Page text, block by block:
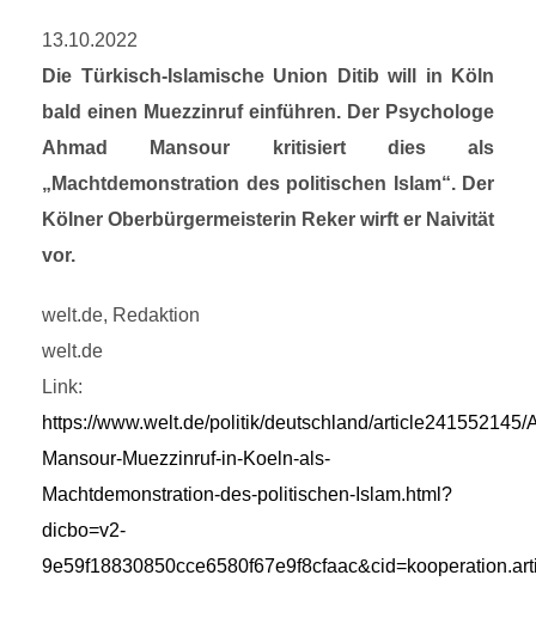
13.10.2022
Die Türkisch-Islamische Union Ditib will in Köln
bald einen Muezzinruf einführen. Der Psychologe
Ahmad Mansour kritisiert dies als
„Machtdemonstration des politischen Islam“. Der
Kölner Oberbürgermeisterin Reker wirft er Naivität
vor.
welt.de, Redaktion
welt.de
Link:
https://www.welt.de/politik/deutschland/article241552145/
Mansour-Muezzinruf-in-Koeln-als-
Machtdemonstration-des-politischen-Islam.html?
dicbo=v2-